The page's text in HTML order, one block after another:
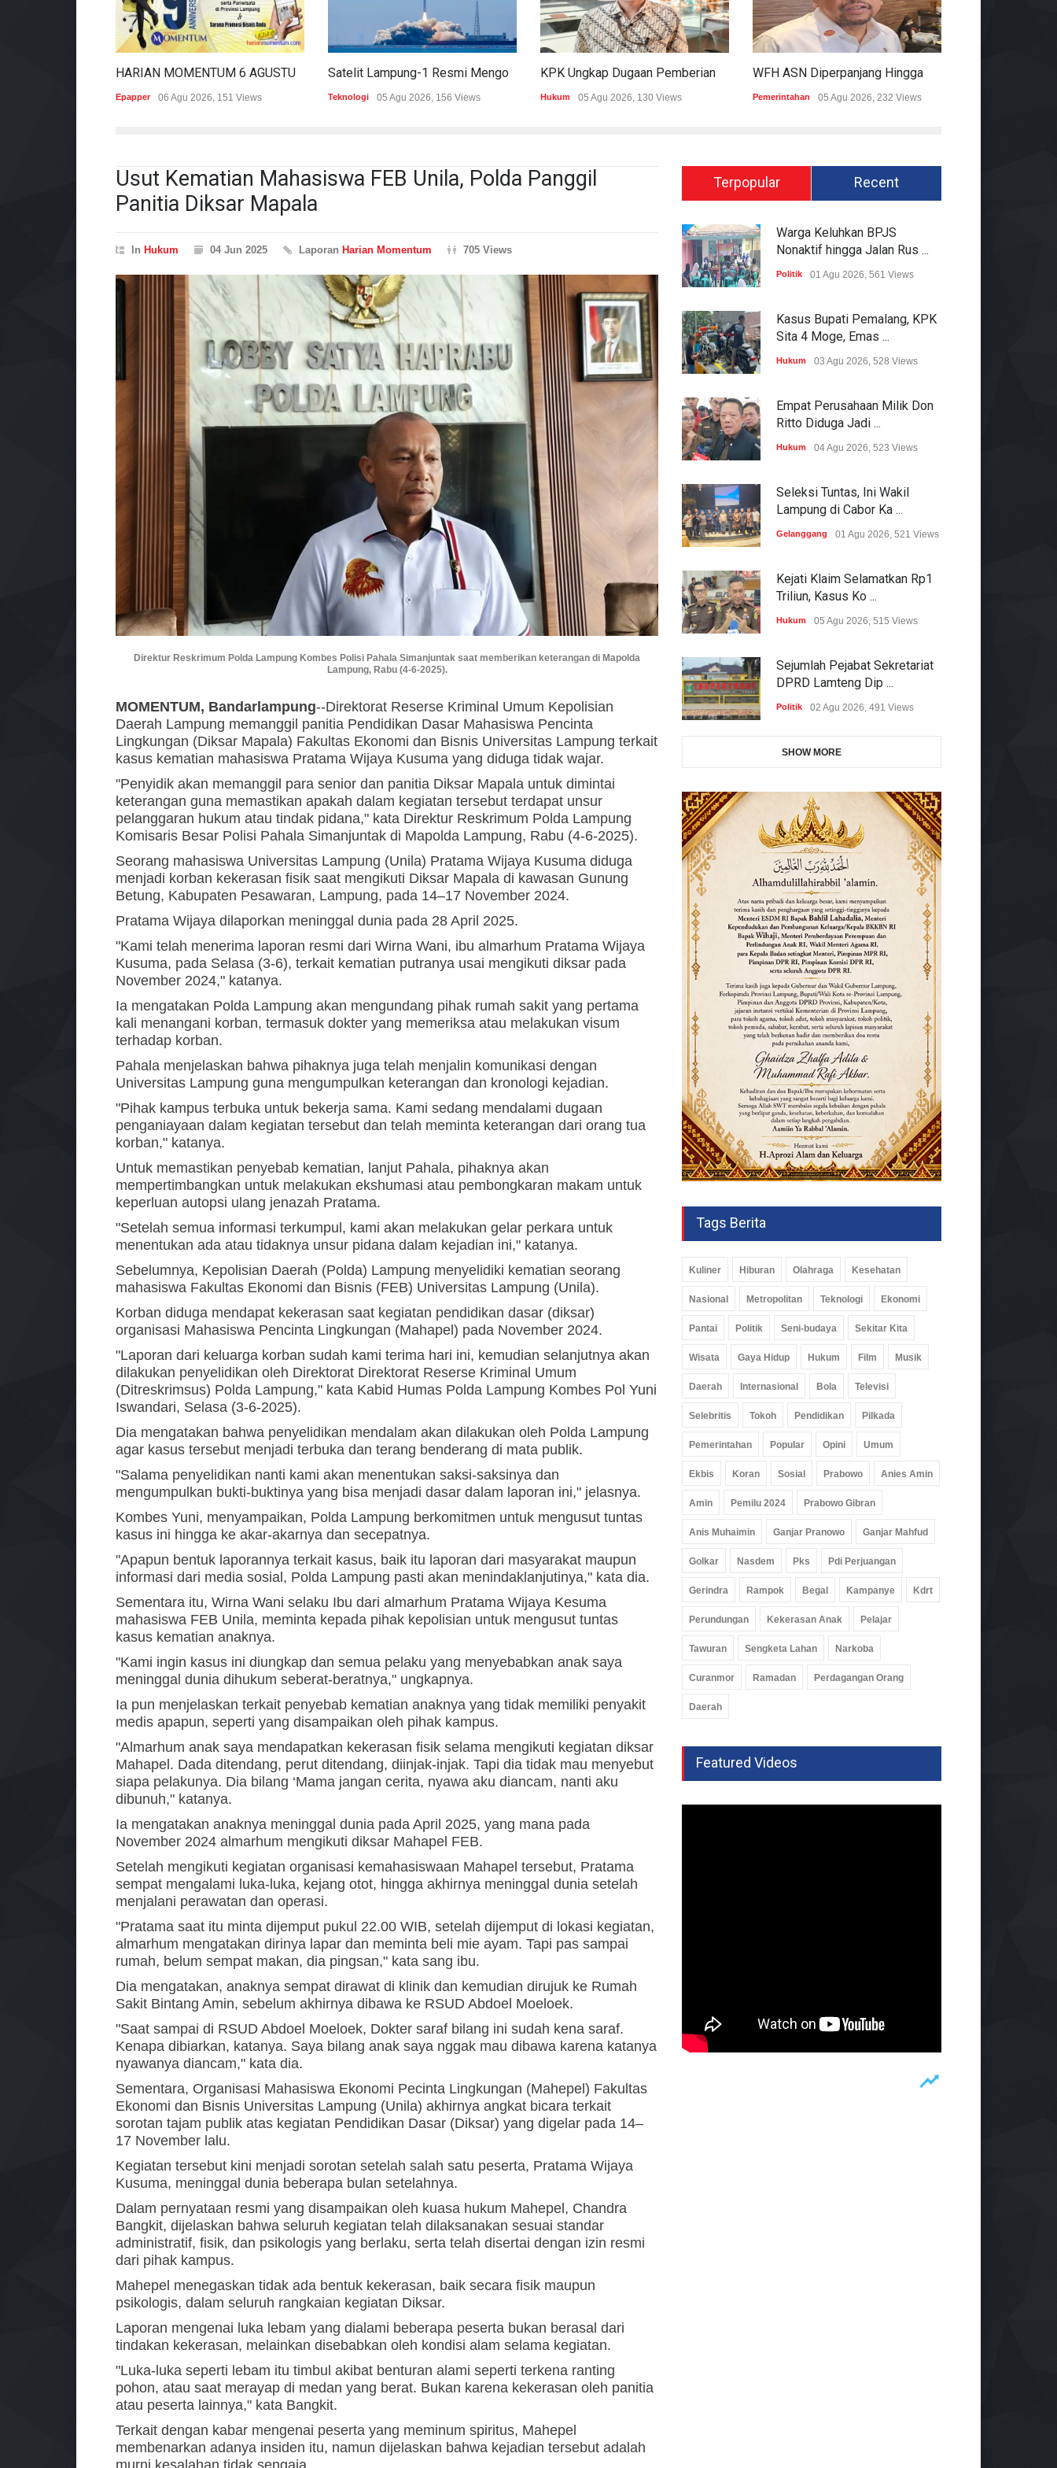
Epapper 06 Agu 2026, 151 Views Teknologi 05 Agu 2026, 156 Views Hukum 05 Agu 2026, 130 Views Pemerintahan 05 Agu 2026, 232 Views
Usut Kematian Mahasiswa FEB Unila, Polda Panggil
Panitia Diksar Mapala
In Hukum 04 Jun 2025 Laporan Harian Momentum 705 Views
Direktur Reskrimum Polda Lampung Kombes Polisi Pahala Simanjuntak saat memberikan keterangan di Mapolda
Lampung, Rabu (4-6-2025).
MOMENTUM, Bandarlampung--Direktorat Reserse Kriminal Umum Kepolisian
Daerah Lampung memanggil panitia Pendidikan Dasar Mahasiswa Pencinta
Lingkungan (Diksar Mapala) Fakultas Ekonomi dan Bisnis Universitas Lampung terkait
kasus kematian mahasiswa Pratama Wijaya Kusuma yang diduga tidak wajar.
"Penyidik akan memanggil para senior dan panitia Diksar Mapala untuk dimintai
keterangan guna memastikan apakah dalam kegiatan tersebut terdapat unsur
pelanggaran hukum atau tindak pidana," kata Direktur Reskrimum Polda Lampung
Komisaris Besar Polisi Pahala Simanjuntak di Mapolda Lampung, Rabu (4-6-2025).
Seorang mahasiswa Universitas Lampung (Unila) Pratama Wijaya Kusuma diduga
menjadi korban kekerasan fisik saat mengikuti Diksar Mapala di kawasan Gunung
Betung, Kabupaten Pesawaran, Lampung, pada 14–17 November 2024.
Pratama Wijaya dilaporkan meninggal dunia pada 28 April 2025.
"Kami telah menerima laporan resmi dari Wirna Wani, ibu almarhum Pratama Wijaya
Kusuma, pada Selasa (3-6), terkait kematian putranya usai mengikuti diksar pada
November 2024," katanya.
Ia mengatakan Polda Lampung akan mengundang pihak rumah sakit yang pertama
kali menangani korban, termasuk dokter yang memeriksa atau melakukan visum
terhadap korban.
Pahala menjelaskan bahwa pihaknya juga telah menjalin komunikasi dengan
Universitas Lampung guna mengumpulkan keterangan dan kronologi kejadian.
"Pihak kampus terbuka untuk bekerja sama. Kami sedang mendalami dugaan
penganiayaan dalam kegiatan tersebut dan telah meminta keterangan dari orang tua
korban," katanya.
Untuk memastikan penyebab kematian, lanjut Pahala, pihaknya akan
mempertimbangkan untuk melakukan ekshumasi atau pembongkaran makam untuk
keperluan autopsi ulang jenazah Pratama.
"Setelah semua informasi terkumpul, kami akan melakukan gelar perkara untuk
menentukan ada atau tidaknya unsur pidana dalam kejadian ini," katanya.
Sebelumnya, Kepolisian Daerah (Polda) Lampung menyelidiki kematian seorang
mahasiswa Fakultas Ekonomi dan Bisnis (FEB) Universitas Lampung (Unila).
Korban diduga mendapat kekerasan saat kegiatan pendidikan dasar (diksar)
organisasi Mahasiswa Pencinta Lingkungan (Mahapel) pada November 2024.
"Laporan dari keluarga korban sudah kami terima hari ini, kemudian selanjutnya akan
dilakukan penyelidikan oleh Direktorat Direktorat Reserse Kriminal Umum
(Ditreskrimsus) Polda Lampung," kata Kabid Humas Polda Lampung Kombes Pol Yuni
Iswandari, Selasa (3-6-2025).
Dia mengatakan bahwa penyelidikan mendalam akan dilakukan oleh Polda Lampung
agar kasus tersebut menjadi terbuka dan terang benderang di mata publik.
"Salama penyelidikan nanti kami akan menentukan saksi-saksinya dan
mengumpulkan bukti-buktinya yang bisa menjadi dasar dalam laporan ini," jelasnya.
Kombes Yuni, menyampaikan, Polda Lampung berkomitmen untuk mengusut tuntas
kasus ini hingga ke akar-akarnya dan secepatnya.
"Apapun bentuk laporannya terkait kasus, baik itu laporan dari masyarakat maupun
informasi dari media sosial, Polda Lampung pasti akan menindaklanjutinya," kata dia.
Sementara itu, Wirna Wani selaku Ibu dari almarhum Pratama Wijaya Kesuma
mahasiswa FEB Unila, meminta kepada pihak kepolisian untuk mengusut tuntas
kasus kematian anaknya.
"Kami ingin kasus ini diungkap dan semua pelaku yang menyebabkan anak saya
meninggal dunia dihukum seberat-beratnya," ungkapnya.
Ia pun menjelaskan terkait penyebab kematian anaknya yang tidak memiliki penyakit
medis apapun, seperti yang disampaikan oleh pihak kampus.
"Almarhum anak saya mendapatkan kekerasan fisik selama mengikuti kegiatan diksar
Mahapel. Dada ditendang, perut ditendang, diinjak-injak. Tapi dia tidak mau menyebut
siapa pelakunya. Dia bilang ‘Mama jangan cerita, nyawa aku diancam, nanti aku
dibunuh," katanya.
Ia mengatakan anaknya meninggal dunia pada April 2025, yang mana pada
November 2024 almarhum mengikuti diksar Mahapel FEB.
Setelah mengikuti kegiatan organisasi kemahasiswaan Mahapel tersebut, Pratama
sempat mengalami luka-luka, kejang otot, hingga akhirnya meninggal dunia setelah
menjalani perawatan dan operasi.
"Pratama saat itu minta dijemput pukul 22.00 WIB, setelah dijemput di lokasi kegiatan,
almarhum mengatakan dirinya lapar dan meminta beli mie ayam. Tapi pas sampai
rumah, belum sempat makan, dia pingsan," kata sang ibu.
Dia mengatakan, anaknya sempat dirawat di klinik dan kemudian dirujuk ke Rumah
Sakit Bintang Amin, sebelum akhirnya dibawa ke RSUD Abdoel Moeloek.
"Saat sampai di RSUD Abdoel Moeloek, Dokter saraf bilang ini sudah kena saraf.
Kenapa dibiarkan, katanya. Saya bilang anak saya nggak mau dibawa karena katanya
nyawanya diancam," kata dia.
Sementara, Organisasi Mahasiswa Ekonomi Pecinta Lingkungan (Mahepel) Fakultas
Ekonomi dan Bisnis Universitas Lampung (Unila) akhirnya angkat bicara terkait
sorotan tajam publik atas kegiatan Pendidikan Dasar (Diksar) yang digelar pada 14–
17 November lalu.
Kegiatan tersebut kini menjadi sorotan setelah salah satu peserta, Pratama Wijaya
Kusuma, meninggal dunia beberapa bulan setelahnya.
Dalam pernyataan resmi yang disampaikan oleh kuasa hukum Mahepel, Chandra
Bangkit, dijelaskan bahwa seluruh kegiatan telah dilaksanakan sesuai standar
administratif, fisik, dan psikologis yang berlaku, serta telah disertai dengan izin resmi
dari pihak kampus.
Mahepel menegaskan tidak ada bentuk kekerasan, baik secara fisik maupun
psikologis, dalam seluruh rangkaian kegiatan Diksar.
Laporan mengenai luka lebam yang dialami beberapa peserta bukan berasal dari
tindakan kekerasan, melainkan disebabkan oleh kondisi alam selama kegiatan.
"Luka-luka seperti lebam itu timbul akibat benturan alami seperti terkena ranting
pohon, atau saat merayap di medan yang berat. Bukan karena kekerasan oleh panitia
atau peserta lainnya," kata Bangkit.
Terkait dengan kabar mengenai peserta yang meminum spiritus, Mahepel
membenarkan adanya insiden itu, namun dijelaskan bahwa kejadian tersebut adalah
murni kesalahan tidak sengaja.
Terpopular Recent
Warga Keluhkan BPJS
Nonaktif hingga Jalan Rus ...
Politik 01 Agu 2026, 561 Views
Kasus Bupati Pemalang, KPK
Sita 4 Moge, Emas ...
Hukum 03 Agu 2026, 528 Views
Empat Perusahaan Milik Don
Ritto Diduga Jadi ...
Hukum 04 Agu 2026, 523 Views
Seleksi Tuntas, Ini Wakil
Lampung di Cabor Ka ...
Gelanggang 01 Agu 2026, 521 Views
Kejati Klaim Selamatkan Rp1
Triliun, Kasus Ko ...
Hukum 05 Agu 2026, 515 Views
Sejumlah Pejabat Sekretariat
DPRD Lamteng Dip ...
Politik 02 Agu 2026, 491 Views
SHOW MORE
Tags Berita
Kuliner Hiburan Olahraga Kesehatan
Nasional Metropolitan Teknologi Ekonomi
Pantai Politik Seni-budaya Sekitar Kita
Wisata Gaya Hidup Hukum Film Musik
Daerah Internasional Bola Televisi
Selebritis Tokoh Pendidikan Pilkada
Pemerintahan Popular Opini Umum
Ekbis Koran Sosial Prabowo Anies Amin
Amin Pemilu 2024 Prabowo Gibran
Anis Muhaimin Ganjar Pranowo Ganjar Mahfud
Golkar Nasdem Pks Pdi Perjuangan
Gerindra Rampok Begal Kampanye Kdrt
Perundungan Kekerasan Anak Pelajar
Tawuran Sengketa Lahan Narkoba
Curanmor Ramadan Perdagangan Orang
Daerah
Featured Videos